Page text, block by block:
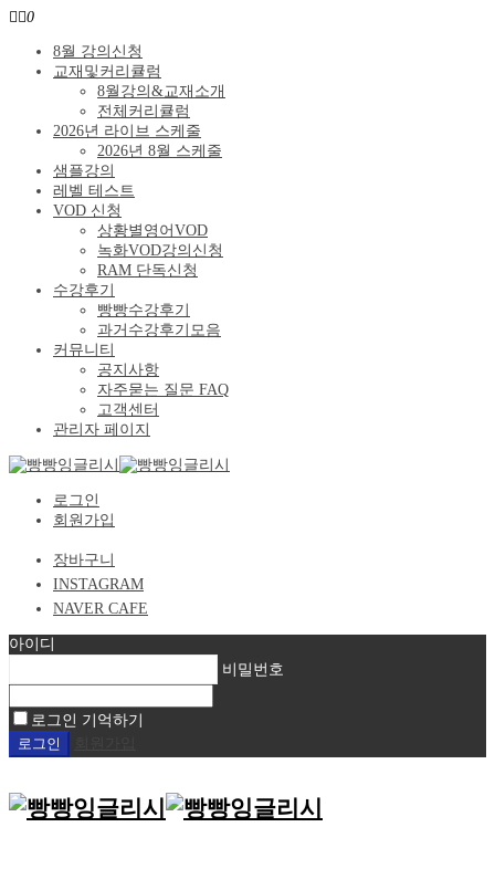
0
8월 강의신청
교재및커리큘럼
8월강의&교재소개
전체커리큘럼
2026년 라이브 스케줄
2026년 8월 스케줄
샘플강의
레벨 테스트
VOD 신청
상황별영어VOD
녹화VOD강의신청
RAM 단독신청
수강후기
빵빵수강후기
과거수강후기모음
커뮤니티
공지사항
자주묻는 질문 FAQ
고객센터
관리자 페이지
로그인
회원가입
장바구니
INSTAGRAM
NAVER CAFE
아이디
비밀번호
로그인 기억하기